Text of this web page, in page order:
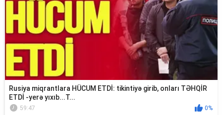
Rusiya miqrantlara HÜCUM ETDİ: tikintiyə girib, onları TƏHQİR
ETDİ -yerə yıxıb...T...
59:47 0%